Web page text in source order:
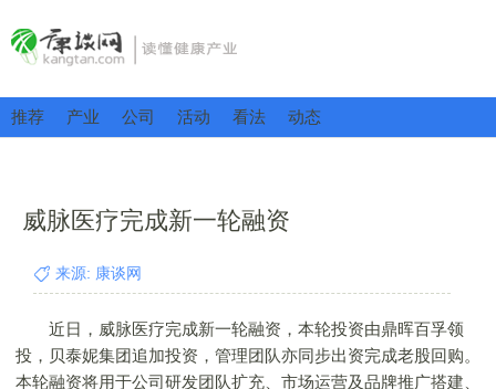
推荐 产业 公司 活动 看法 动态
威脉医疗完成新一轮融资
来源: 康谈网
近日，威脉医疗完成新一轮融资，本轮投资由鼎晖百孚领
投，贝泰妮集团追加投资，管理团队亦同步出资完成老股回购。
本轮融资将用于公司研发团队扩充、市场运营及品牌推广搭建、